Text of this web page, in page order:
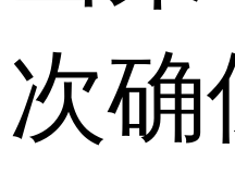
次确